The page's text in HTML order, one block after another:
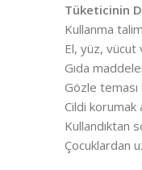
Tüketicinin
Kullanma
El, yüz, vücut
Gıda
Gözle teması
Cildi korumak
Kullandıktan
Çocuklardan